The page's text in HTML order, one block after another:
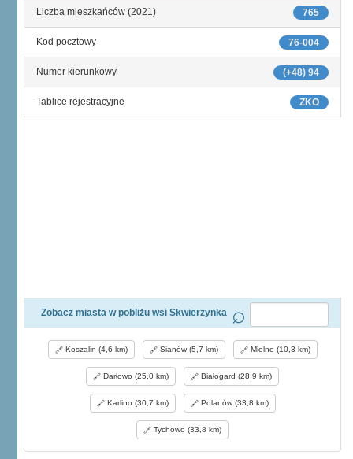
765
Liczba mieszkańców (2021)
76-004
Kod pocztowy
(+48) 94
Numer kierunkowy
ZKO
Tablice rejestracyjne
Zobacz miasta w pobliżu wsi Skwierzynka
Koszalin (4,6 km) Sianów (5,7 km) Mielno (10,3 km)
Darłowo (25,0 km) Białogard (28,9 km)
Karlino (30,7 km) Polanów (33,8 km)
Tychowo (33,8 km)